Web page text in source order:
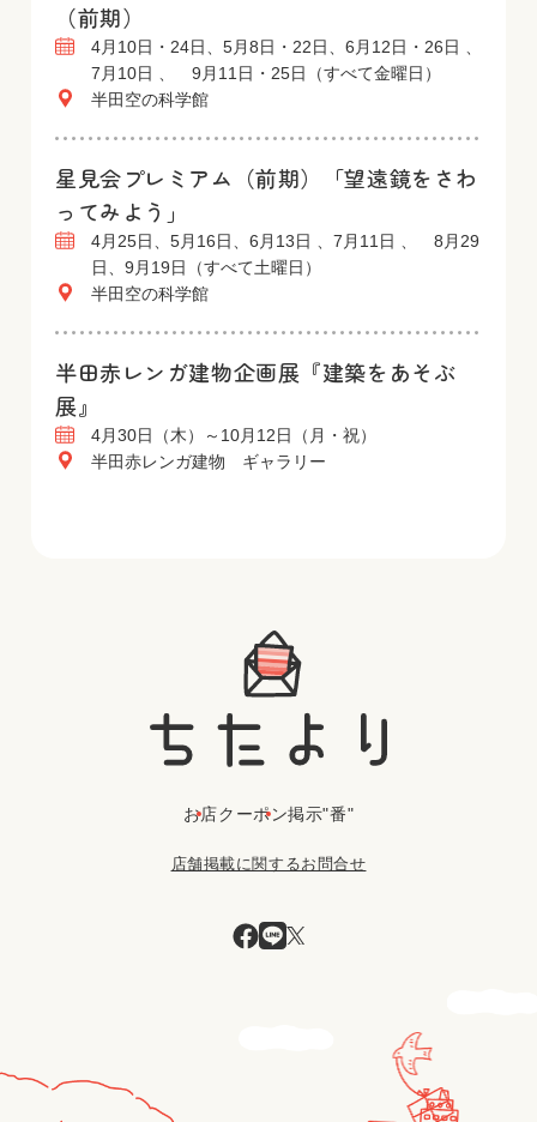
（前期）
4月10日・24日、5月8日・22日、6月12日・26日 、
7月10日 、 9月11日・25日（すべて金曜日）
半田空の科学館
星見会プレミアム（前期）「望遠鏡をさわ
ってみよう」
4月25日、5月16日、6月13日 、7月11日 、 8月29
日、9月19日（すべて土曜日）
半田空の科学館
半田赤レンガ建物企画展『建築をあそぶ
展』
4月30日（木）～10月12日（月・祝）
半田赤レンガ建物 ギャラリー
お店クーポン掲示"番"
店舗掲載に関するお問合せ